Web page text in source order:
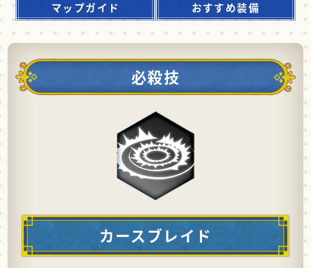
マップガイド
おすすめ装備
必殺技
カースブレイド